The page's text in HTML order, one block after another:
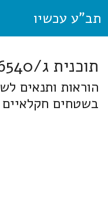
תב"ע עכשיו
תוכנית ג/6540 כל מחוז הצפון
הוראות ותנאים
בשטחים חקלאיים